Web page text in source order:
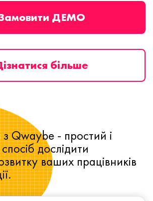
ДЕМО
більше
Qwaybe - простий і
дослідити
ваших працівників